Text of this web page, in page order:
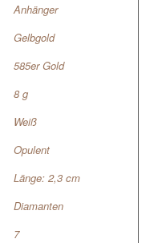
Anhänger
Gelbgold
585er Gold
8 g
Weiß
Opulent
Länge: 2,3 cm
Diamanten
7